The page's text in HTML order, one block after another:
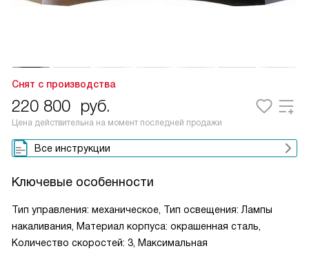
Снят с производства
220 800 руб.
Цена действительна на момент последней продажи
Все инструкции
Ключевые особенности
Тип управления: механическое, Тип освещения: Лампы
накаливания, Материал корпуса: окрашенная сталь,
Количество скоростей: 3, Максимальная